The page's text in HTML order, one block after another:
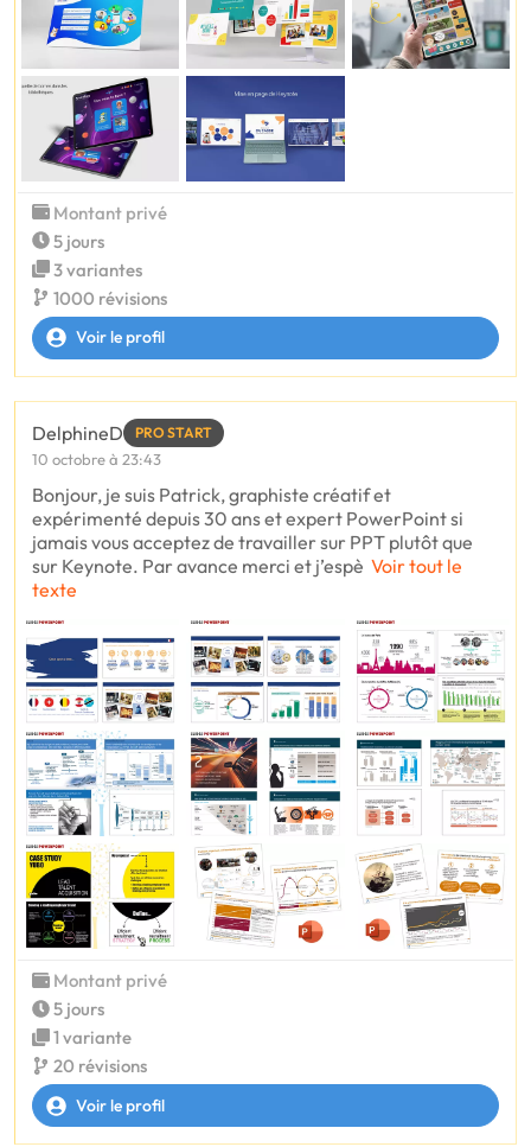
Montant privé
5 jours
3 variantes
1000 révisions
Voir le profil
DelphineD PRO START
10 octobre à 23:43
Bonjour, je suis Patrick, graphiste créatif et
expérimenté depuis 30 ans et expert PowerPoint si
jamais vous acceptez de travailler sur PPT plutôt que
sur Keynote. Par avance merci et j’espè Voir tout le
texte
Montant privé
5 jours
1 variante
20 révisions
Voir le profil